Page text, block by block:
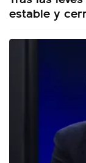
estable y